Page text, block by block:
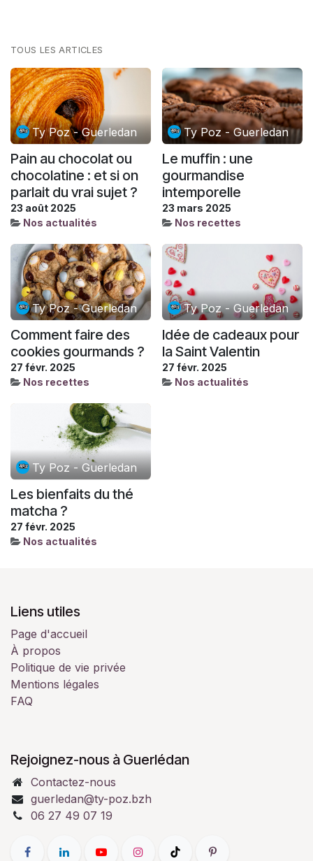
TOUS LES ARTICLES
Ty Poz - Guerledan
Pain au chocolat ou
chocolatine : et si on
parlait du vrai sujet ?
23 août 2025
Nos actualités
Ty Poz - Guerledan
Le muffin : une
gourmandise
intemporelle
23 mars 2025
Nos recettes
Ty Poz - Guerledan
Comment faire des
cookies gourmands ?
27 févr. 2025
Nos recettes
Ty Poz - Guerledan
Idée de cadeaux pour
la Saint Valentin
27 févr. 2025
Nos actualités
Ty Poz - Guerledan
Les bienfaits du thé
matcha ?
27 févr. 2025
Nos actualités
Liens utiles
Page d'accueil
À propos
Politique de vie privée
Mentions légales
FAQ
Rejoignez-nous à Guerlédan
Contactez-nous
guerledan@ty-poz.bzh
06 27 49 07 19